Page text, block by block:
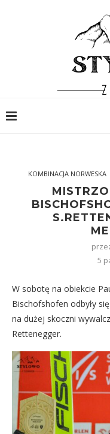
KOMBINACJA NORWESKA
5
W sobotę na obiekcie
Bischofshofen odbyły
na dużej skoczni
Rettenegger.